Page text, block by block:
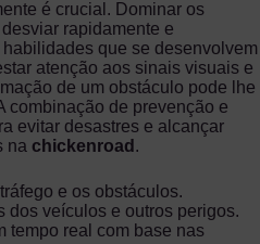
é crucial. Dominar os
rapidamente e
que se desenvolvem
atenção aos sinais visuais e
de um obstáculo pode lhe
combinação de prevenção e
evitar desastres e alcançar
na chickenroad .
e os obstáculos.
dos veículos e outros perigos.
tempo real com base nas